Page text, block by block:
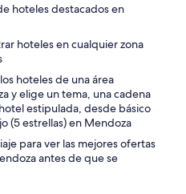
hoteles destacados en
hoteles en cualquier zona
hoteles de una área
y elige un tema, una cadena
estipulada, desde básico
(5 estrellas) en Mendoza
para ver las mejores ofertas
antes de que se